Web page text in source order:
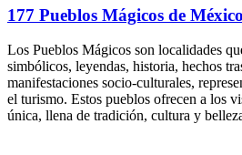
177 Pueblos Mágicos de México
Los Pueblos Mágicos son localidades
simbólicos, leyendas, historia, hechos
manifestaciones socio-culturales,
el turismo. Estos pueblos ofrecen a los
única, llena de tradición, cultura y